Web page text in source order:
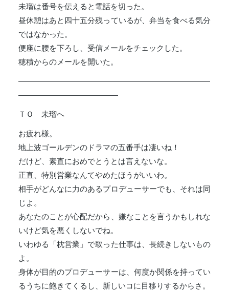
未瑠は番号を伝えると電話を切った。
昼休憩はあと四十五分残っているが、弁当を食べる気分
ではなかった。
便座に腰を下ろし、受信メールをチェックした。
穂積からのメールを開いた。
―――――――――――――――――――――――――
―――――――――――――
ＴＯ 未瑠へ
お疲れ様。
地上波ゴールデンのドラマの五番手は凄いね！
だけど、素直におめでとうとは言えないな。
正直、特別営業なんてやめたほうがいいわ。
相手がどんなに力のあるプロデューサーでも、それは同
じよ。
あなたのことが心配だから、嫌なことを言うかもしれな
いけど気を悪くしないでね。
いわゆる「枕営業」で取った仕事は、長続きしないもの
よ。
身体が目的のプロデューサーは、何度か関係を持ってい
るうちに飽きてくるし、新しいコに目移りするからさ。